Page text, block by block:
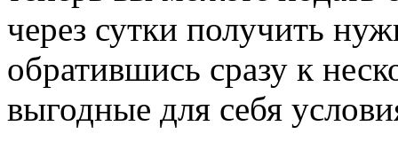
через сутки получить
обратившись сразу к
выгодные для себя